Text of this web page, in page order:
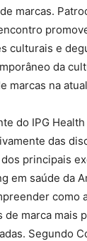
marcas.
culturais e
da
marcas na
do IPG
das
principais
em saúde da
como
marca mais
Segundo